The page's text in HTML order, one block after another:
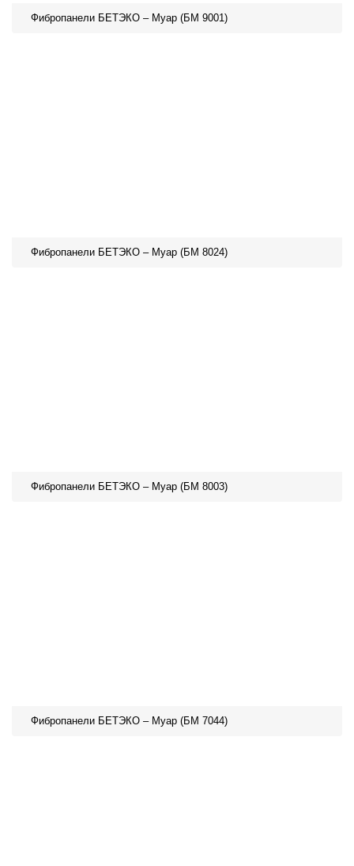
Фибропанели БЕТЭКО – Муар (БМ 9001)
Фибропанели БЕТЭКО – Муар (БМ 8024)
Фибропанели БЕТЭКО – Муар (БМ 8003)
Фибропанели БЕТЭКО – Муар (БМ 7044)